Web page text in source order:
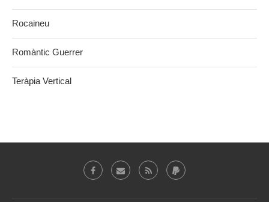
Rocaineu
Romàntic Guerrer
Teràpia Vertical